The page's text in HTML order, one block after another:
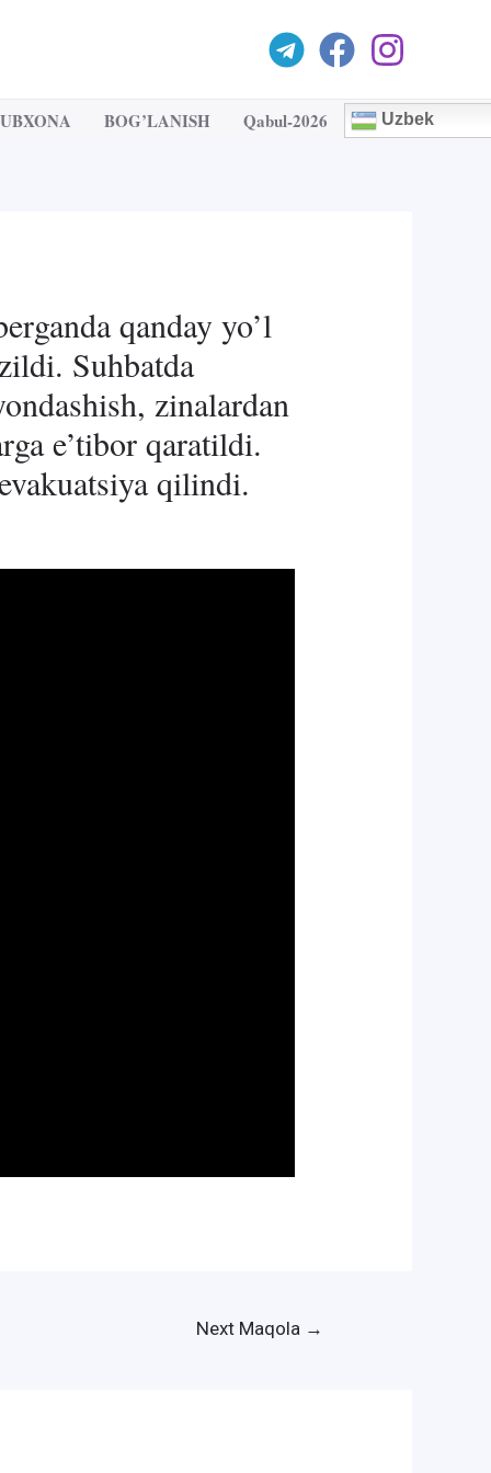
BOG’LANISH Qabul-2026 Uzbek
qanday yo’l
Suhbatda
zinalardan
e’tibor qaratildi.
qilindi.
Next Maqola →